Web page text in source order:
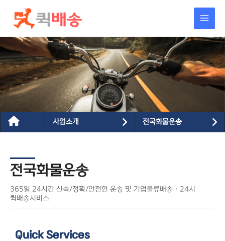
건너뛰기
사업소개 전국화물운송
전국화물운송
365일 24시간 신속/정확/안전한 운송 및 기업물류배송 · 24시
퀵배송서비스
Quick Services